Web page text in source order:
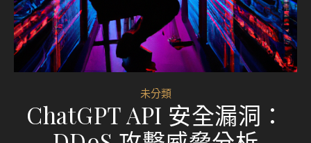
未分類
ChatGPT API 安全漏洞：